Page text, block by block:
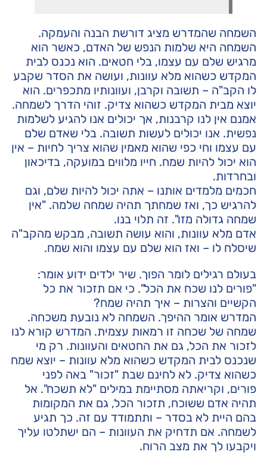
השמחה שהמדרש מציג דורשת הבנה והעמקה.
השמחה היא שלמות הנפש של האדם, כאשר הוא
מרגיש שלם עם עצמו, בלי חטאים. הוא נכנס לבית
המקדש כשהוא מלא עוונות, ועושה את הסדר שקבע
לו הקב"ה – תשובה וקרבן, ועוונותיו מתכפרים. הוא
יוצא מבית המקדש כשהוא צדיק. זוהי הדרך לשמחה.
אמנם אין לנו קרבנות, אך יכולים אנו להגיע לשלמות
נפשית. אנו יכולים לעשות תשובה. בלי שאדם שלם
עם עצמו וחי כפי שהוא מאמין שהוא צריך לחיות – אין
הוא יכול להיות שמח. חייו מלווים במועקה, בדיכאון
ובחרדות.
חכמים מלמדים אותנו – אתה יכול להיות שלם, וגם
להרגיש כך, ואז שמחתך תהיה שמחה שלמה. "אין
שמחה גדולה מזו". זה תלוי בנו.
אדם מלא עוונות, והוא עושה תשובה, מבקש מהקב"ה
שיסלח לו – ואז הוא שלם עם עצמו והוא שמח.
בעולם רגילים לומר הפוך. שיר ילדים ידוע אומר:
"פורים לנו שכח את הכל". כי אם תזכור את כל
הקשיים והצרות – איך תהיה שמח?
המדרש אומר ההיפך. השמחה לא נובעת משכחה.
שמחה של שכחה זו רמאות עצמית. המדרש קורא לנו
לזכור את הכל, גם את החטאים והעוונות. רק מי
שנכנס לבית המקדש כשהוא מלא עוונות – יוצא שמח
כשהוא צדיק. לא לחינם שבת "זכור" באה לפני
פורים, וקריאתה מסתיימת במילים "לא תשכח". אל
תהיה אדם ששוכח, תזכור הכל, גם את המקומות
בהם היית לא בסדר – ותתמודד עם זה. כך תגיע
לשמחה. אם תדחיק את העוונות – הם ישתלטו עליך
ויקבעו לך את מצב הרוח.